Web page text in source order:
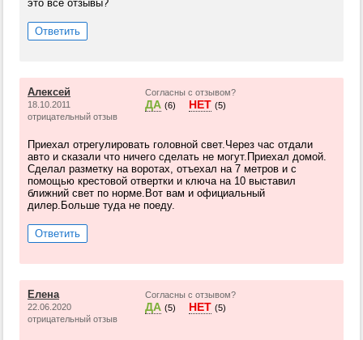
это все отзывы?
Ответить
Алексей
18.10.2011
отрицательный отзыв
Согласны с отзывом?
ДА (6) НЕТ (5)
Приехал отрегулировать головной свет.Через час отдали
авто и сказали что ничего сделать не могут.Приехал домой.
Сделал разметку на воротах, отъехал на 7 метров и с
помощью крестовой отвертки и ключа на 10 выставил
ближний свет по норме.Вот вам и официальный
дилер.Больше туда не поеду.
Ответить
Елена
22.06.2020
отрицательный отзыв
Согласны с отзывом?
ДА (5) НЕТ (5)